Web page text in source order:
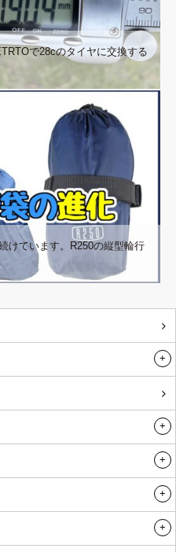
で28cのタイヤに交換する
けています。R250の縦型輪行